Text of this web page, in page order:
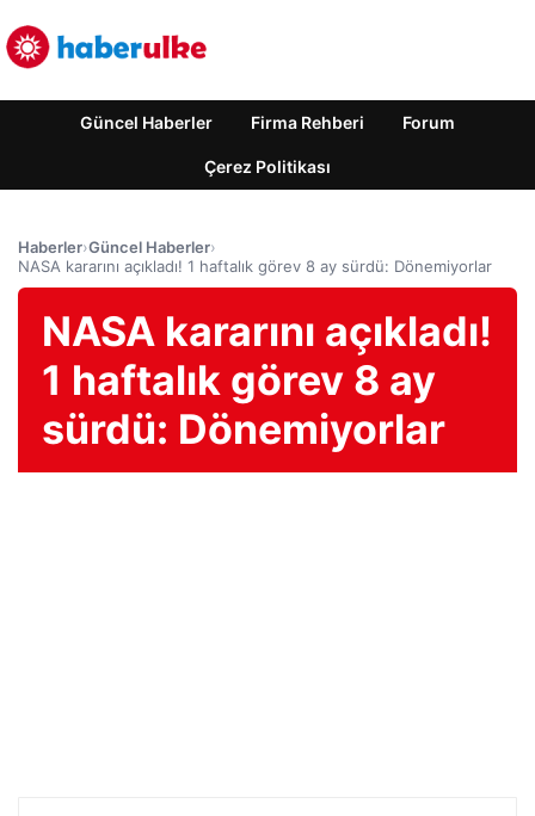
Güncel Haberler Firma Rehberi Forum
Çerez Politikası
Haberler›Güncel Haberler›
NASA kararını açıkladı! 1 haftalık görev 8 ay sürdü: Dönemiyorlar
NASA kararını açıkladı!
1 haftalık görev 8 ay
sürdü: Dönemiyorlar